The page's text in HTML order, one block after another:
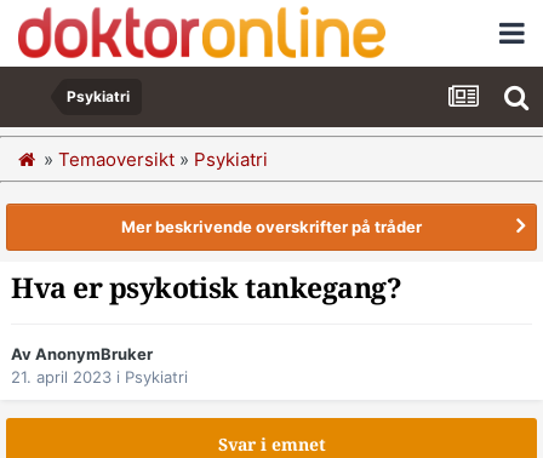
Psykiatri
» Temaoversikt » Psykiatri
Mer beskrivende overskrifter på tråder
Hva er psykotisk tankegang?
Av AnonymBruker
21. april 2023 i Psykiatri
Svar i emnet